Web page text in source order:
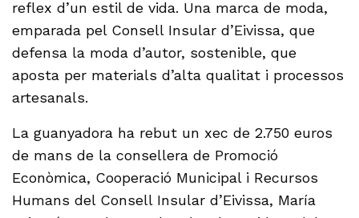
reflex d’un estil de vida. Una marca de moda,
emparada pel Consell Insular d’Eivissa, que
defensa la moda d’autor, sostenible, que
aposta per materials d’alta qualitat i processos
artesanals.
La guanyadora ha rebut un xec de 2.750 euros
de mans de la consellera de Promoció
Econòmica, Cooperació Municipal i Recursos
Humans del Consell Insular d’Eivissa, María